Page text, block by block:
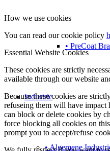
• PreCoat
Industrie
• Algemene
How we use cookies
You can read our cookie policy
Essential Website Cookies
These cookies are strictly
available through our website
Because these cookies are
refuseing them will have
can block or delete cookies by
force blocking all cookies on
prompt you to accept/refuse